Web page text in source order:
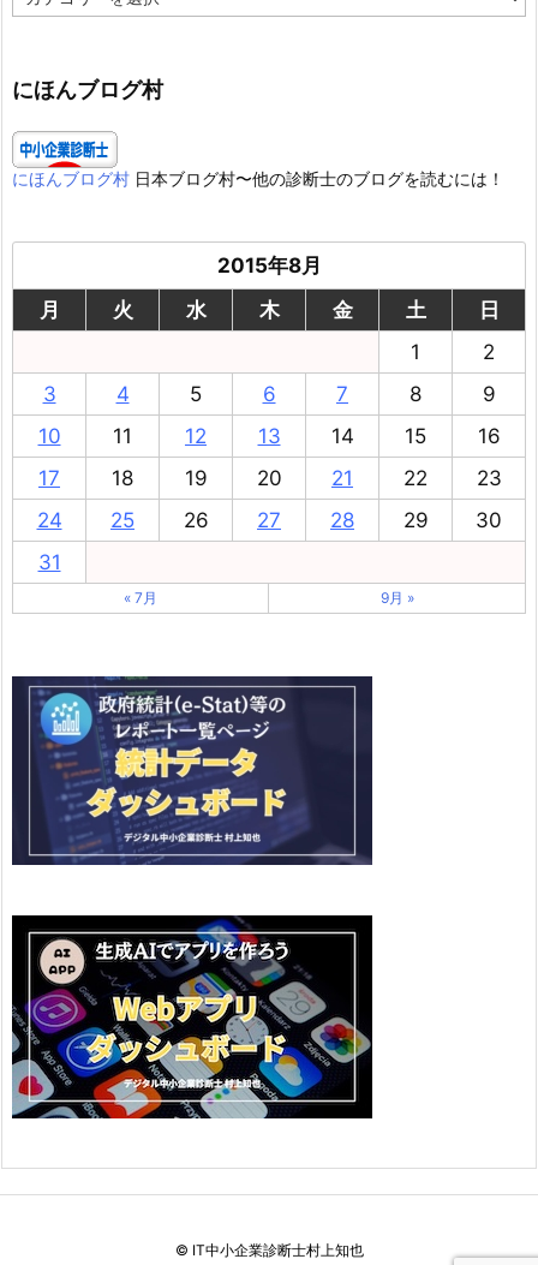
テ
ー
にほんブログ村
にほんブログ村 日本ブログ村〜他の診断士のブログを読むには！
2015年8月
月
火 水 木 金 土
日
1
2
3
4 5 6 7 8
9
10
11 12 13 14 15
16
17
18 19 20 21 22
23
24
25 26 27 28 29
30
31
« 7月 9月 »
© IT中小企業診断士村上知也